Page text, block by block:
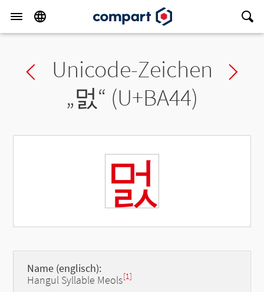
Previous char
Unicode-Zeichen
„멄“ (U+BA44)
멄
Name (englisch):
Hangul Syllable Meols[1]